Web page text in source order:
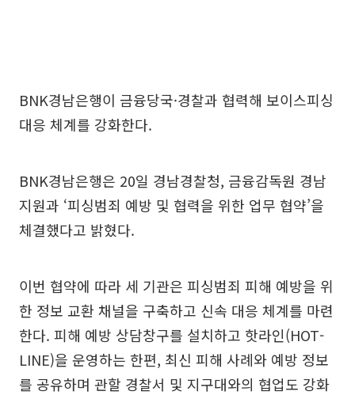
BNK경남은행이 금융당국·경찰과 협력해 보이스피싱
대응 체계를 강화한다.
BNK경남은행은 20일 경남경찰청, 금융감독원 경남
지원과 ‘피싱범죄 예방 및 협력을 위한 업무 협약’을
체결했다고 밝혔다.
이번 협약에 따라 세 기관은 피싱범죄 피해 예방을 위
한 정보 교환 채널을 구축하고 신속 대응 체계를 마련
한다. 피해 예방 상담창구를 설치하고 핫라인(HOT-
LINE)을 운영하는 한편, 최신 피해 사례와 예방 정보
를 공유하며 관할 경찰서 및 지구대와의 협업도 강화